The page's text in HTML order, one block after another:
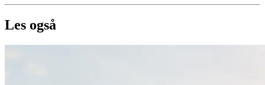
Les også